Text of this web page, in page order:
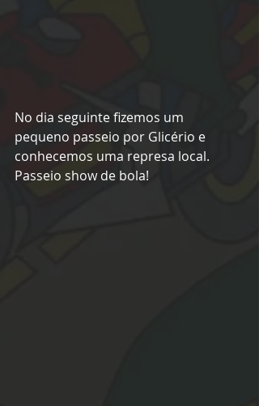
No dia seguinte fizemos um
pequeno passeio por Glicério e
conhecemos uma represa local.
Passeio show de bola!